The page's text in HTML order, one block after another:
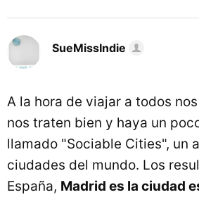
SueMissIndie
A la hora de viajar a todos
nos traten bien y haya un
llamado "Sociable Cities", un
ciudades del mundo. Los
España, Madrid es la ciudad